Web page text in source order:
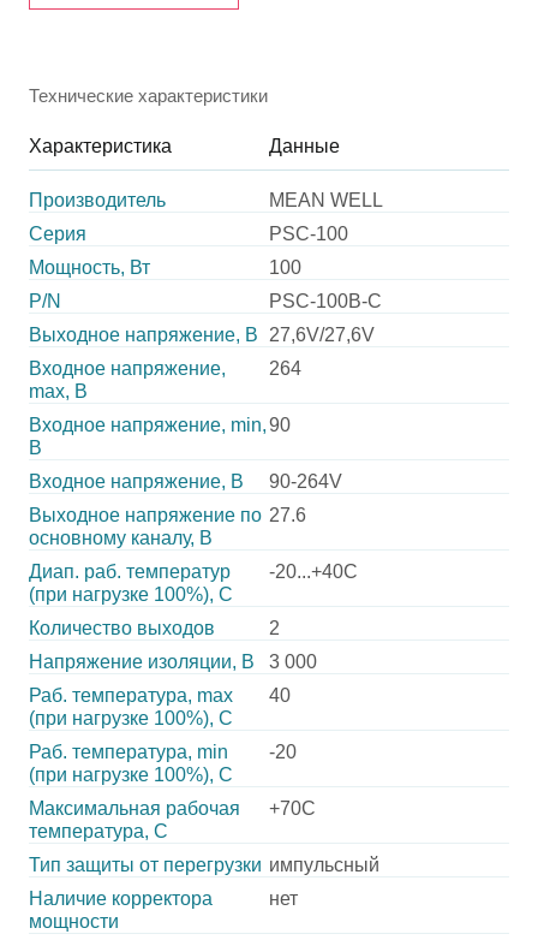
Технические характеристики
Характеристика Данные
Производитель
MEAN WELL
Серия
PSC-100
Мощность, Вт
100
P/N
PSC-100B-C
Выходное напряжение, В
27,6V/27,6V
Входное напряжение,
max, В
264
Входное напряжение, min,
В
90
Входное напряжение, В
90-264V
Выходное напряжение по
основному каналу, В
27.6
Диап. раб. температур
(при нагрузке 100%), C
-20...+40C
Количество выходов
2
Напряжение изоляции, В
3 000
Раб. температура, max
(при нагрузке 100%), C
40
Раб. температура, min
(при нагрузке 100%), C
-20
Максимальная рабочая
температура, C
+70C
Тип защиты от перегрузки импульсный
Наличие корректора
мощности
нет